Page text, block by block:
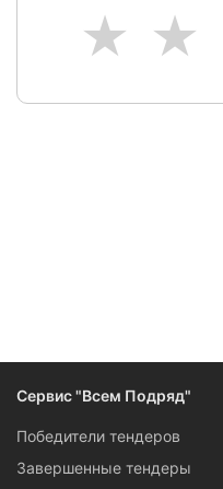
2
1
Сервис "Всем Подряд"
Победители тендеров
Завершенные тендеры